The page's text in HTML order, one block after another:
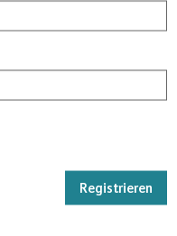
Registrieren